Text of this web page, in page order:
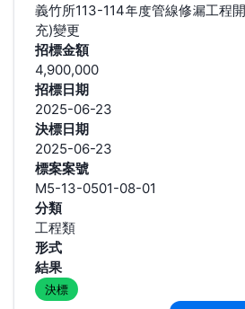
義竹所113-114年度管線修漏工程
充)變更
招標金額
4,900,000
招標日期
2025-06-23
決標日期
2025-06-23
標案案號
M5-13-0501-08-01
分類
工程類
形式
結果
決標